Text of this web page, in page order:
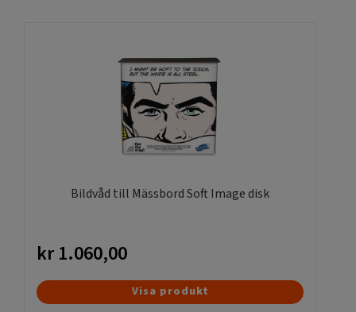
Bildvåd till Mässbord Soft Image disk
kr1.060,00
Visa produkt